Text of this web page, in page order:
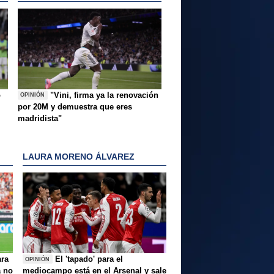
OPINIÓN
"Vini, firma ya la renovación
por 20M y demuestra que eres
madridista"
no
LAURA MORENO ÁLVAREZ
OPINIÓN
El 'tapado' para el
mediocampo está en el Arsenal y sale